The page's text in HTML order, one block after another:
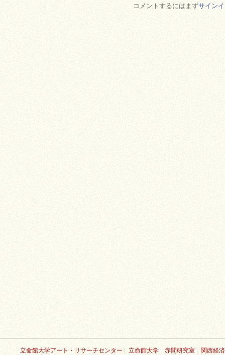
コメントするにはまずサイン
立命館大学アート・リサーチセンター 立命館大学 赤間研究室 関西経